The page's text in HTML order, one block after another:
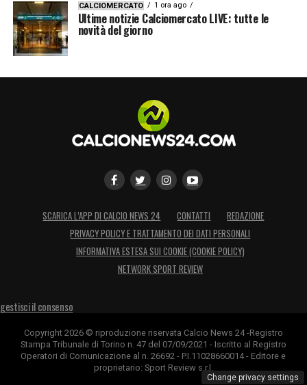
CALCIOMERCATO 1 ora ago
Ultime notizie Calciomercato LIVE: tutte le
novità del giorno
SCARICA L’APP DI CALCIO NEWS 24 CONTATTI
REDAZIONE
PRIVACY POLICY E TRATTAMENTO DEI DATI PERSONALI
INFORMATIVA ESTESA SUI COOKIE (COOKIE POLICY)
NETWORK SPORT REVIEW
gestisci il consenso
Copyright 2026 © riproduzione riservata Calcio News 24 -Registro
Stampa Tribunale di Torino n. 47 del 07/09/2021 - Iscritto al Registro
Operatori di Comunicazione al n. 26692 - P.I.11028660014 - Editore e
proprietario: Sport Review s.r.l.
Change privacy settings